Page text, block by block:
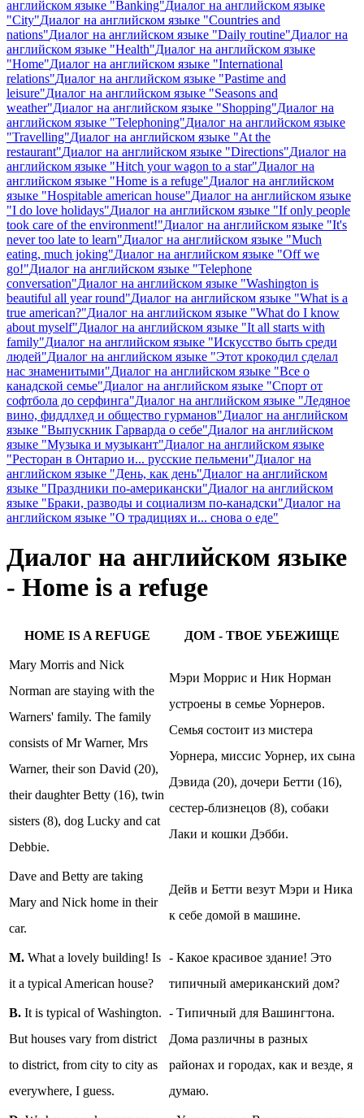
английском языке "Banking"Диалог на английском языке
"City"Диалог на английском языке "Countries and
nations"Диалог на английском языке "Daily routine"Диалог на
английском языке "Health"Диалог на английском языке
"Home"Диалог на английском языке "International
relations"Диалог на английском языке "Pastime and
leisure"Диалог на английском языке "Seasons and
weather"Диалог на английском языке "Shopping"Диалог на
английском языке "Telephoning"Диалог на английском языке
"Travelling"Диалог на английском языке "At the
restaurant"Диалог на английском языке "Directions"Диалог на
английском языке "Hitch your wagon to a star"Диалог на
английском языке "Home is a refuge"Диалог на английском
языке "Hospitable american house"Диалог на английском языке
"I do love holidays"Диалог на английском языке "If only people
took care of the environment!"Диалог на английском языке "It's
never too late to learn"Диалог на английском языке "Much
eating, much joking"Диалог на английском языке "Off we
go!"Диалог на английском языке "Telephone
conversation"Диалог на английском языке "Washington is
beautiful all year round"Диалог на английском языке "What is a
true american?"Диалог на английском языке "What do I know
about myself"Диалог на английском языке "It all starts with
family"Диалог на английском языке "Искусство быть среди
людей"Диалог на английском языке "Этот крокодил сделал
нас знаменитыми"Диалог на английском языке "Все о
канадской семье"Диалог на английском языке "Спорт от
софтбола до серфинга"Диалог на английском языке "Ледяное
вино, фиддлхед и общество гурманов"Диалог на английском
языке "Выпускник Гарварда о себе"Диалог на английском
языке "Музыка и музыкант"Диалог на английском языке
"Ресторан в Онтарио и... русские пельмени"Диалог на
английском языке "День, как день"Диалог на английском
языке "Праздники по-американски"Диалог на английском
языке "Браки, разводы и социализм по-канадски"Диалог на
английском языке "О традициях и... снова о еде"
Диалог на английском языке
- Home is a refuge
HOME IS A REFUGE ДОМ - ТВОЕ УБЕЖИЩЕ
Mary Morris and Nick
Norman are staying with the
Warners' family. The family
consists of Mr Warner, Mrs
Warner, their son David (20),
their daughter Betty (16), twin
sisters (8), dog Lucky and cat
Debbie.
Мэри Моррис и Ник Норман
устроены в семье Уорнеров.
Семья состоит из мистера
Уорнера, миссис Уорнер, их сына
Дэвида (20), дочери Бетти (16),
сестер-близнецов (8), собаки
Лаки и кошки Дэбби.
Dave and Betty are taking
Mary and Nick home in their
car.
Дейв и Бетти везут Мэри и Ника
к себе домой в машине.
M. What a lovely building! Is
it a typical American house?
- Какое красивое здание! Это
типичный американский дом?
B. It is typical of Washington.
But houses vary from district
to district, from city to city as
everywhere, I guess.
- Типичный для Вашингтона.
Дома различны в разных
районах и городах, как и везде, я
думаю.